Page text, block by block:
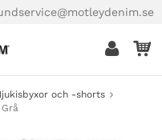
och -shorts